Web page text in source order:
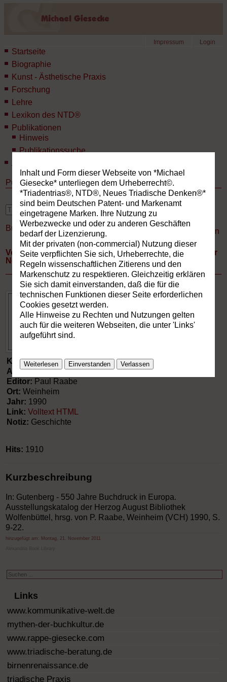
Login
Impressum
Startseite
Biographie
Kunst - Ästhetische Praxis
Forschung
Lehre
Lexikon des NTD®
Publikationen
Hinweis
Publikationssuche
Aktuelles
Suchen
Links
www.kommunikative-welt.de
mythen-der-buchkultur.de
www.rappe-giesecke.com
www.triadische-beratung.de
birnenrenaissance.de
triadische Praxis
Publikationen
Buchverzeichnis» Aufsätze Drucken
Von der Schreibstube des Mittelalters zur Druckerei der
Neuzeit.
Kategorie:Aufsätze
Autor:Giesecke, Michael
Editor: Paul Raabe
Ort: Weinheim
Jahr: 1990
Link: Volltext HTML
Notiz: Geschichte
Hits: 1910
Kurzbeschreibung
In: Gutenberg - 550 Jahre Buchdruck in Europa.
Ausstellungskatalog der Herzog August Bibliothek
Wolfenbüttel, hrsg. von P. Raabe, Weinheim (VCH) 1990, S.
9-22.
hinzugefügt am: Montag, 21. November 2011
Inhalt und Form dieser Webseite von *Michael
Giesecke* unterliegen dem Urheberrecht©.
*Triadentrias®, NTD®, Neues Triadische Denken®*
sind beim Deutschen Patent- und Markenamt
eingetragene Marken. Ihre Nutzung zu
Werbezwecke und oder zu anderen Geschäften
bedarf der Lizenzierung.
Mit der privaten (non-commercial) Nutzung dieser
Seite verpflichten Sie sich, Urheberrechte, die
Regeln wissenschaftlichen Zitierens und den
Markenschutz zu respektieren. Gleichzeitig erklären
Sie sich damit einverstanden, daß die für die
technischen Funktionen dieser Seite erforderlichen
Cookies gesetzt werden.
Alle Hinweise zu Rechten und Nutzungen gelten
auch für die weiteren Webseiten, die unter 'Links'
aufgeführt sind.
Weiterlesen Einverstanden Verlassen